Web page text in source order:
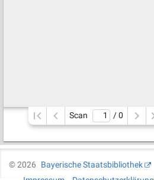
Scan / 0
©2026
Bayerische Staatsbibliothek